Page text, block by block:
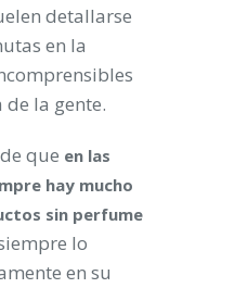
detallarse
en la
la gente.
que en las
hay mucho
sin perfume
lo
en su